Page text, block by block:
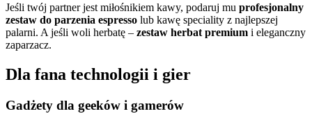
Jeśli twój partner jest miłośnikiem kawy, podaruj mu profesjonalny
zestaw do parzenia espresso lub kawę speciality z najlepszej
palarni. A jeśli woli herbatę – zestaw herbat premium i eleganczny
zaparzacz.
Dla fana technologii i gier
Gadżety dla geeków i gamerów